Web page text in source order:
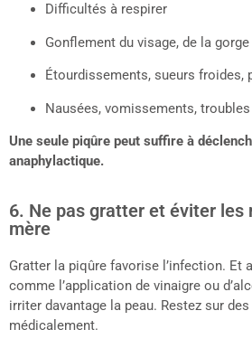
Difficultés à respirer
Gonflement du visage, de la
Étourdissements, sueurs froides,
Nausées, vomissements,
Une seule piqûre peut suffire à
anaphylactique.
6. Ne pas gratter et éviter les
mère
Gratter la piqûre favorise l’infection. Et
comme l’application de vinaigre ou
irriter davantage la peau. Restez sur
médicalement.